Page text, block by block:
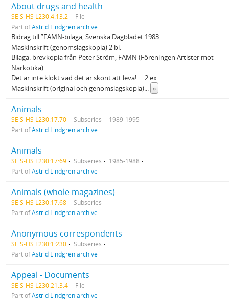
About drugs and health
SE S-HS L230:4:13:2
File
Part ofAstrid Lindgren archive
Bidrag till ”FAMN-bilaga, Svenska Dagbladet 1983
Maskinskrift (genomslagskopia) 2 bl.
Bilaga: brevkopia från Peter Ström, FAMN (Föreningen Artister mot
Narkotika)
Det är inte klokt vad det är skönt att leva! … 2 ex.
Maskinskrift (original och genomslagskopia)... »
Animals
SE S-HS L230:17:70 Subseries
1989-1995
Part ofAstrid Lindgren archive
Animals
SE S-HS L230:17:69 Subseries
1985-1988
Part ofAstrid Lindgren archive
Animals (whole magazines)
SE S-HS L230:17:68
Subseries
Part ofAstrid Lindgren archive
Anonymous correspondents
SE S-HS L230:1:230
Subseries
Part ofAstrid Lindgren archive
Appeal - Documents
SE S-HS L230:21:3:4
File
Part ofAstrid Lindgren archive